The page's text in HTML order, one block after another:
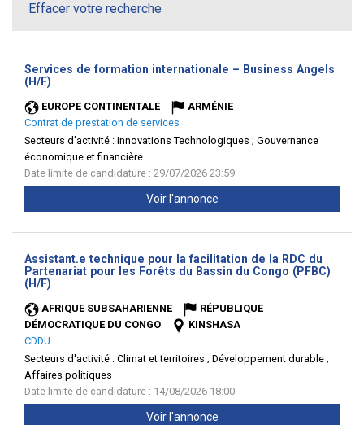
Effacer votre recherche
Services de formation internationale – Business Angels
(H/F)
EUROPE CONTINENTALE
ARMÉNIE
Contrat de prestation de services
Secteurs d'activité : Innovations Technologiques ; Gouvernance
économique et financière
Date limite de candidature : 29/07/2026 23:59
Voir l'annonce
Assistant.e technique pour la facilitation de la RDC du
Partenariat pour les Forêts du Bassin du Congo (PFBC)
(H/F)
AFRIQUE SUBSAHARIENNE
RÉPUBLIQUE
DÉMOCRATIQUE DU CONGO
KINSHASA
CDDU
Secteurs d'activité : Climat et territoires ; Développement durable ;
Affaires politiques
Date limite de candidature : 14/08/2026 18:00
Voir l'annonce